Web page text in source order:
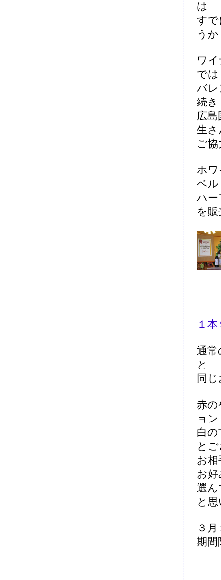
は
すで
うか
ワ
では
バレ
続き
広島
生さ
ご
ホワ
ベル
ハー
を販
１
通常
と
同
赤の
ョン
白の
と
お相
お好
選ん
と
３
期間